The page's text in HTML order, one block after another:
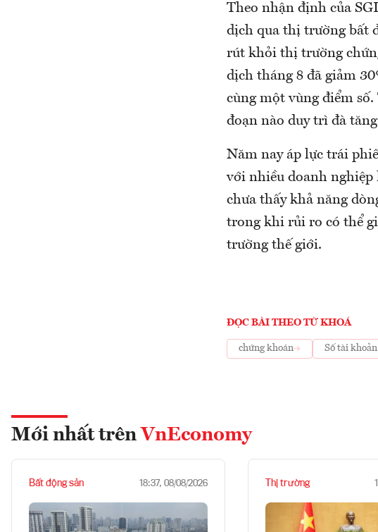
Theo nhận định của
dịch qua thị trường bất
rút khỏi thị trường
dịch tháng 8 đã giảm
cùng một vùng điểm
đoạn nào duy trì đà
Năm nay áp lực trái
với nhiều doanh nghiệp
chưa thấy khả năng
trong khi rủi ro có thể
trường thế giới.
ĐỌC BÀI THEO TỪ KHOÁ
chứng khoán Số tài
Mới nhất trên VnEconomy
Bất động sản 18:37, 08/08/2026 Thị trường